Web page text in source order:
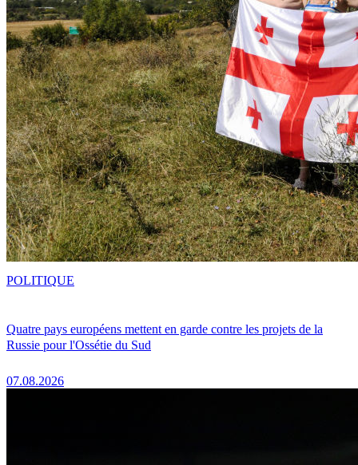
Quatre pays européens mettent en garde contre les projets de la
Russie pour l'Ossétie du Sud
07.08.2026
POLITIQUE